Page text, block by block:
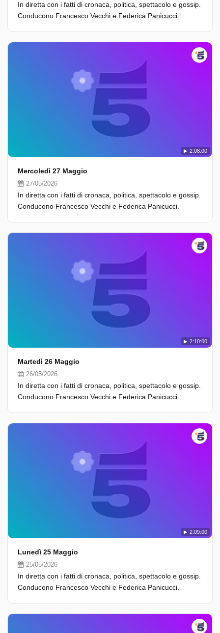
In diretta con i fatti di cronaca, politica, spettacolo e gossip.
Conducono Francesco Vecchi e Federica Panicucci.
2:08:00
Mercoledì 27 Maggio
27/05/2026
In diretta con i fatti di cronaca, politica, spettacolo e gossip.
Conducono Francesco Vecchi e Federica Panicucci.
2:10:00
Martedì 26 Maggio
26/05/2026
In diretta con i fatti di cronaca, politica, spettacolo e gossip.
Conducono Francesco Vecchi e Federica Panicucci.
2:09:00
Lunedì 25 Maggio
25/05/2026
In diretta con i fatti di cronaca, politica, spettacolo e gossip.
Conducono Francesco Vecchi e Federica Panicucci.